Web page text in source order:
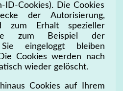
ID-Cookies). Die Cookies
der Autorisierung,
zum Erhalt spezieller
zum Beispiel der
eingeloggt bleiben
Cookies werden nach
wieder gelöscht.
Cookies auf Ihrem